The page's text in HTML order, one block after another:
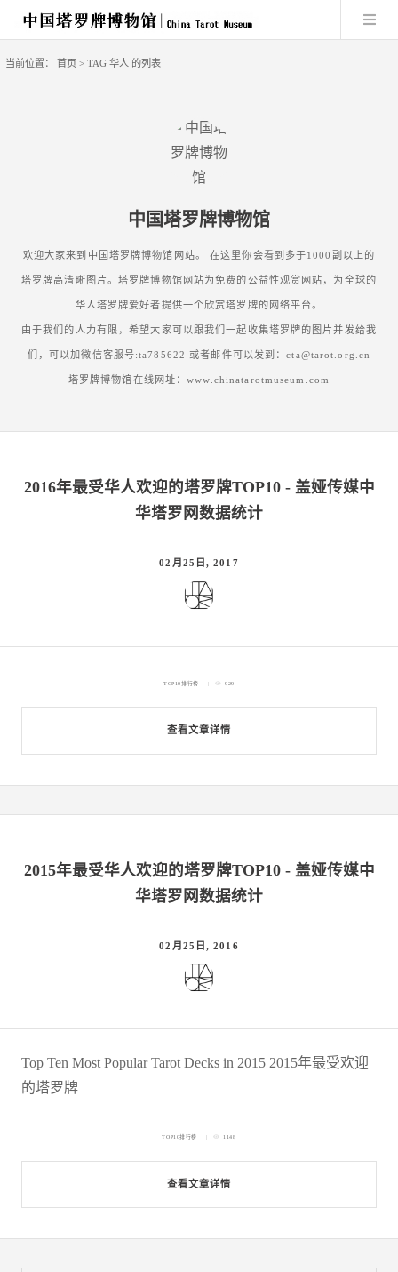
当前位置： 首页> TAG 华人 的列表
中国塔罗牌博物馆
欢迎大家来到中国塔罗牌博物馆网站。 在这里你会看到多于1000副以上的
塔罗牌高清晰图片。塔罗牌博物馆网站为免费的公益性观赏网站，为全球的
华人塔罗牌爱好者提供一个欣赏塔罗牌的网络平台。
由于我们的人力有限，希望大家可以跟我们一起收集塔罗牌的图片并发给我
们，可以加微信客服号:ta785622 或者邮件可以发到：cta@tarot.org.cn
塔罗牌博物馆在线网址：www.chinatarotmuseum.com
2016年最受华人欢迎的塔罗牌TOP10 - 盖娅传媒中
华塔罗网数据统计
02月25日, 2017
查看文章详情
TOP10排行榜 929
2015年最受华人欢迎的塔罗牌TOP10 - 盖娅传媒中
华塔罗网数据统计
02月25日, 2016
Top Ten Most Popular Tarot Decks in 2015 2015年最受欢迎
的塔罗牌
查看文章详情
TOP10排行榜 1148